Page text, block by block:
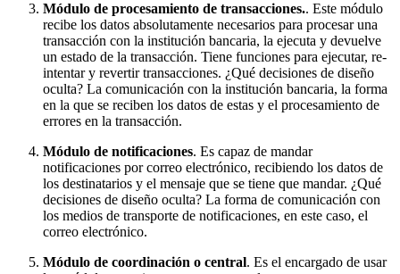
Módulo de procesamiento de transacciones.. Este módulo
recibe los datos absolutamente necesarios para procesar una
transacción con la institución bancaria, la ejecuta y devuelve
un estado de la transacción. Tiene funciones para ejecutar, re-
intentar y revertir transacciones. ¿Qué decisiones de diseño
oculta? La comunicación con la institución bancaria, la forma
en la que se reciben los datos de estas y el procesamiento de
errores en la transacción.
Módulo de notificaciones. Es capaz de mandar
notificaciones por correo electrónico, recibiendo los datos de
los destinatarios y el mensaje que se tiene que mandar. ¿Qué
decisiones de diseño oculta? La forma de comunicación con
los medios de transporte de notificaciones, en este caso, el
correo electrónico.
Módulo de coordinación o central. Es el encargado de usar